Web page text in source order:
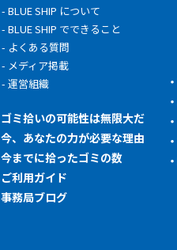
BLUE SHIP について
BLUE SHIP でできること
よくある質問
メディア掲載
運営組織
ゴミ拾いの可能性は無限大だ
今、あなたの力が必要な理由
今までに拾ったゴミの数
ご利用ガイド
事務局ブログ